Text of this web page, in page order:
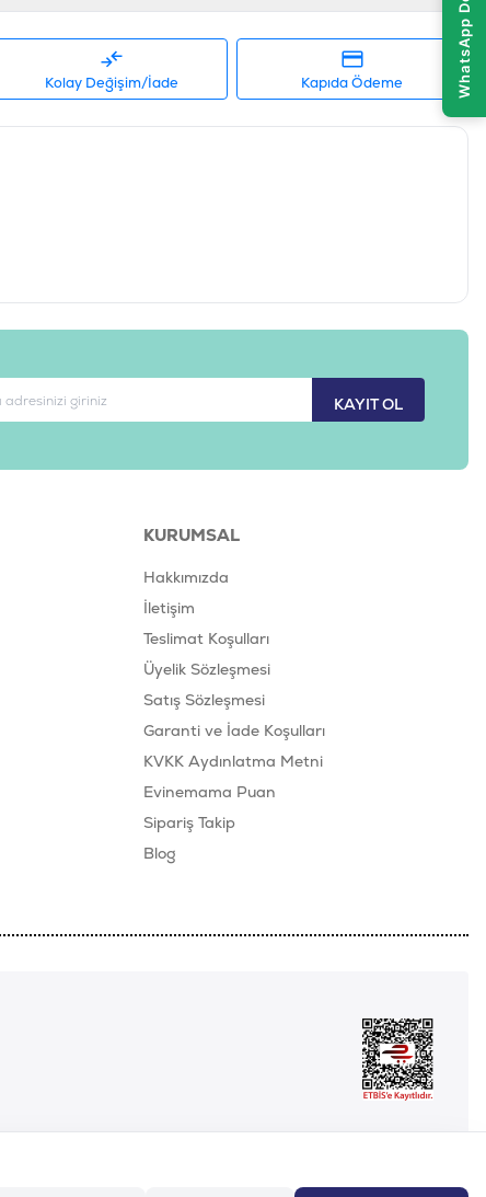
Kolay Değişim/İade Kapıda Ödeme
KAYIT OL
KURUMSAL
Hakkımızda
İletişim
Teslimat Koşulları
Üyelik Sözleşmesi
Satış Sözleşmesi
Garanti ve İade Koşulları
KVKK Aydınlatma Metni
Evinemama Puan
Sipariş Takip
Blog